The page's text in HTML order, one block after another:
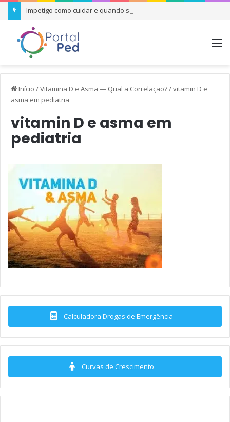
Impetigo como cuidar e quando se preocupar
Início /Vitamina D e Asma — Qual a Correlação?/vitamin D e
asma em pediatria
vitamin D e asma em
pediatria
Calculadora Drogas de Emergência
Curvas de Crescimento